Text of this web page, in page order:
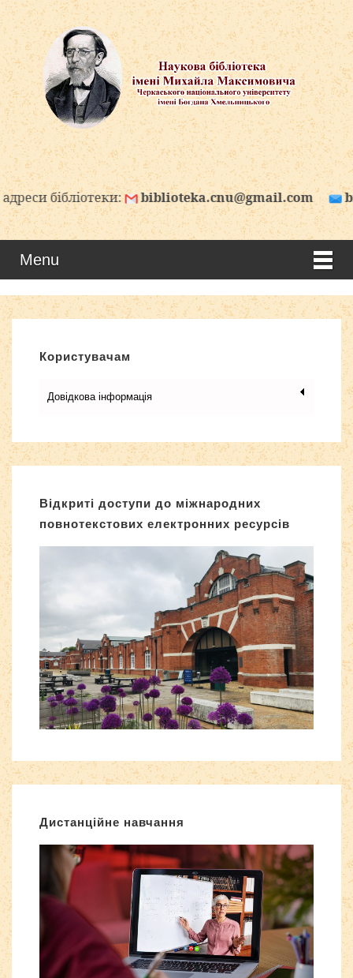
biblioteka.cnu@gmail.com
Menu
Користувачам
Довідкова інформація
Відкриті доступи до міжнародних
повнотекстових електронних ресурсів
Дистанційне навчання